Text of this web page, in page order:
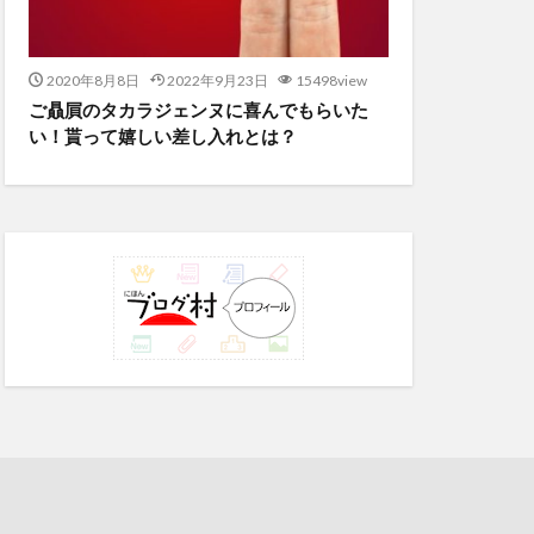
2020年8月8日 2022年9月23日 15498view
ご贔屓のタカラジェンヌに喜んでもらいた
い！貰って嬉しい差し入れとは？